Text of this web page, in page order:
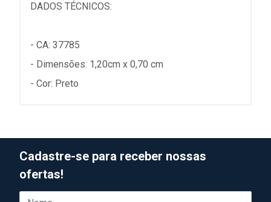
DADOS TÉCNICOS:
- CA: 37785
- Dimensões: 1,20cm x 0,70 cm
- Cor: Preto
Cadastre-se para receber nossas
ofertas!